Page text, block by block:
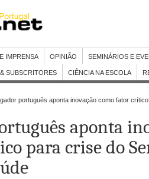
IMPRENSA OPINIÃO SEMINÁRIOS E
SUBSCRITORES CIÊNCIA NA ESCOLA
português aponta inovação como fator
aponta
para crise do